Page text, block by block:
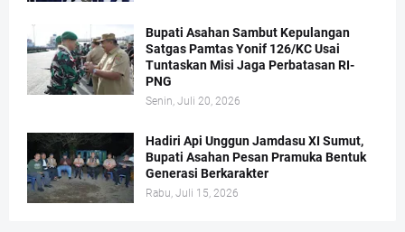
Bupati Asahan Sambut Kepulangan
Satgas Pamtas Yonif 126/KC Usai
Tuntaskan Misi Jaga Perbatasan RI-
PNG
Senin, Juli 20, 2026
Hadiri Api Unggun Jamdasu XI Sumut,
Bupati Asahan Pesan Pramuka Bentuk
Generasi Berkarakter
Rabu, Juli 15, 2026